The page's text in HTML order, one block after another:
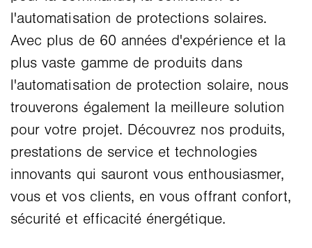
l'automatisation de protections solaires.
Avec plus de 60 années d'expérience et la
plus vaste gamme de produits dans
l'automatisation de protection solaire, nous
trouverons également la meilleure solution
pour votre projet. Découvrez nos produits,
prestations de service et technologies
innovants qui sauront vous enthousiasmer,
vous et vos clients, en vous offrant confort,
sécurité et efficacité énergétique.